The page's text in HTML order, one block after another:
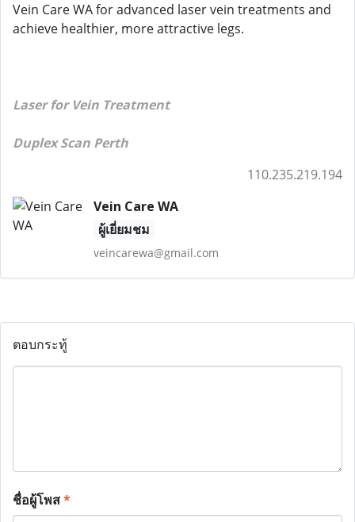
Vein Care WA for advanced laser vein treatments and
achieve healthier, more attractive legs.
Laser for Vein Treatment
Duplex Scan Perth
110.235.219.194
Vein Care WA
ผู้เยี่ยมชม
veincarewa@gmail.com
ตอบกระทู้
ชื่อผู้โพส*